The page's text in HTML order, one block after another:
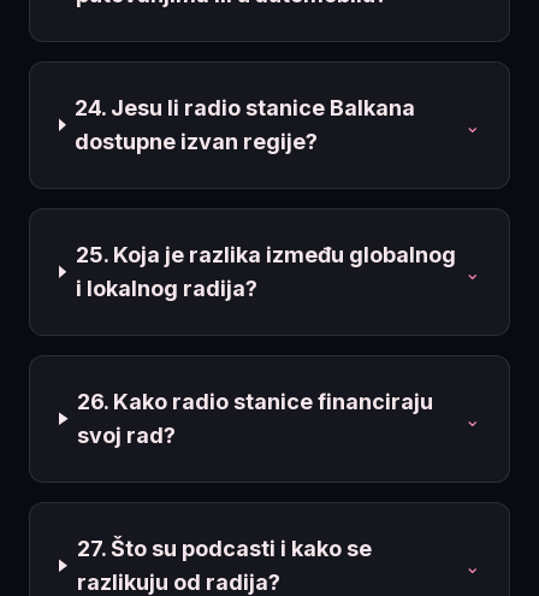
24. Jesu li radio stanice Balkana
dostupne izvan regije?
⌄
25. Koja je razlika između globalnog
i lokalnog radija?
⌄
26. Kako radio stanice financiraju
svoj rad?
⌄
27. Što su podcasti i kako se
razlikuju od radija?
⌄